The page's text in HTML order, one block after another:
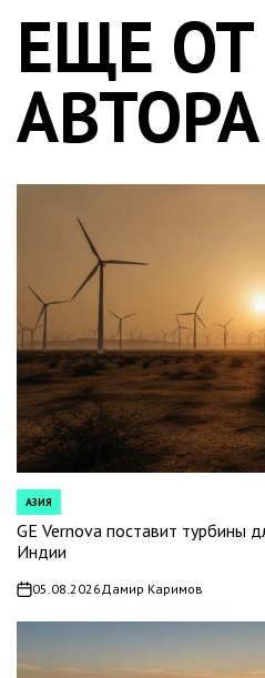
ЕЩЕ ОТ
АВТОРА
POSTED
IN
АЗИЯ
GE Vernova поставит турбины
Индии
on05.08.2026Дамир Каримов